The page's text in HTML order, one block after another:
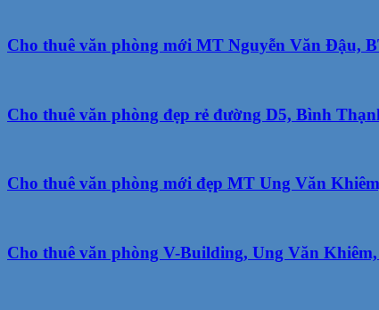
Cho thuê văn phòng mới MT Nguyễn Văn Đậu,
Cho thuê văn phòng đẹp rẻ đường D5, Bình
Cho thuê văn phòng mới đẹp MT Ung Văn
Cho thuê văn phòng V-Building, Ung Văn